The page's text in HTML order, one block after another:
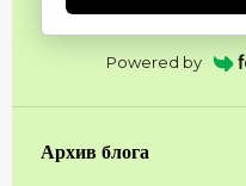
Powered by
Архив блога